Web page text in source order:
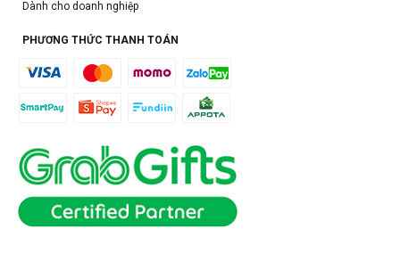
Dành cho doanh nghiệp
PHƯƠNG THỨC THANH TOÁN